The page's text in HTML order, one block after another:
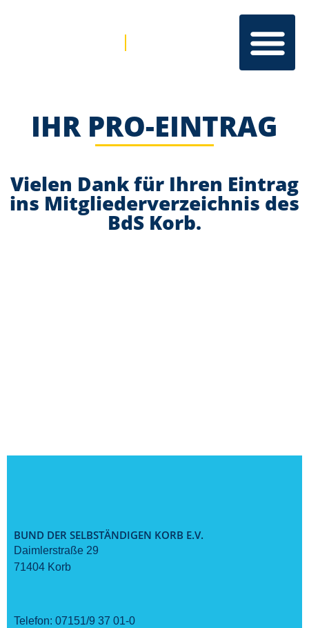
IHR PRO-EINTRAG
Vielen Dank für Ihren Eintrag
ins Mitgliederverzeichnis des
BdS Korb.
BUND DER SELBSTÄNDIGEN KORB E.V.
Daimlerstraße 29
71404 Korb
Telefon: 07151/9 37 01-0